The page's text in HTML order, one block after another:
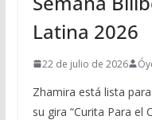
Latina 2026
22 de julio de 2026
Zhamira está lista
su gira “Curita Para el